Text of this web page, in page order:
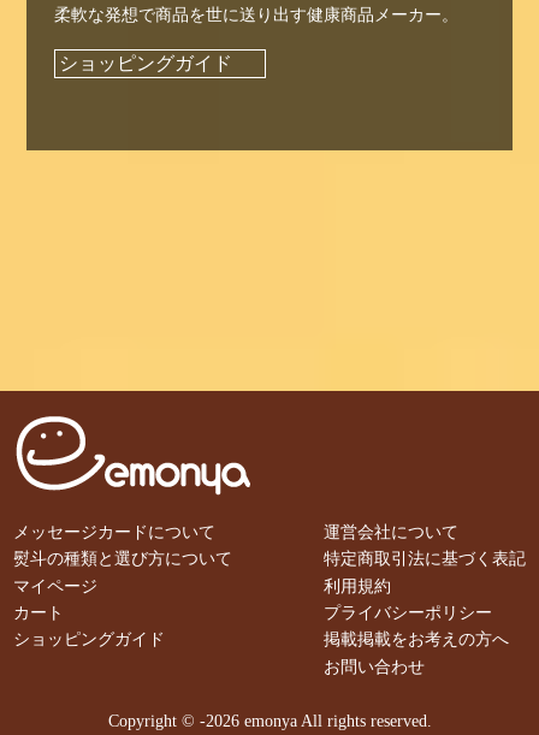
柔軟な発想で商品を世に送り出す健康商品メーカー。
ショッピングガイド
メッセージカードについて
熨斗の種類と選び方について
マイページ
カート
ショッピングガイド
運営会社について
特定商取引法に基づく表記
利用規約
プライバシーポリシー
掲載掲載をお考えの方へ
お問い合わせ
Copyright © -2026 emonya All rights reserved.